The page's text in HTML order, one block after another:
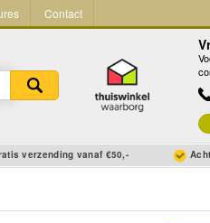
Contact
verzending vanaf €50,-